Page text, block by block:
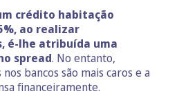
crédito habitação
ao realizar
é-lhe atribuída uma
spread. No entanto,
bancos são mais caros e a
financeiramente.